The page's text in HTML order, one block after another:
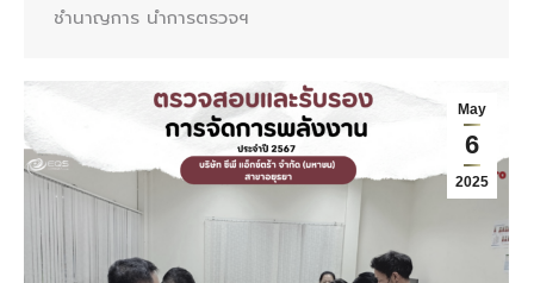
ชำนาญการ นำการตรวจฯ
May
6
2025